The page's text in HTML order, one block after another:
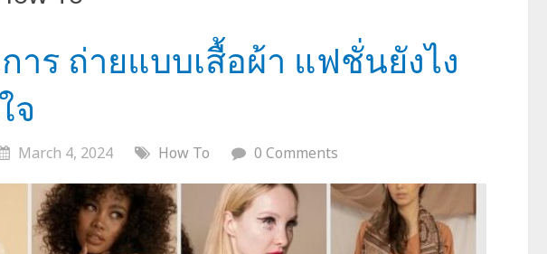
าร ถ่ายแบบเสื้อผ้า แฟชั่นยังไง
จ
March 4, 2024 How To 0 Comments